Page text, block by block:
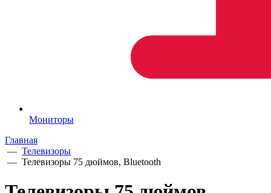
Мониторы
Главная
— Телевизоры
— Телевизоры 75 дюймов, Bluetooth